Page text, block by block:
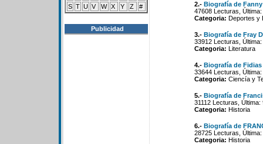
S T U V W X Y Z #
Publicidad
2.- Biografía de Fanny
47608 Lecturas,
Categoria: Deportes y
3.- Biografía de Fray
33912 Lecturas,
Categoria: Literatura
4.- Biografía de Fidias
33644 Lecturas,
Categoria: Ciencía y
5.- Biografía de
31112 Lecturas,
Categoria: Historia
6.- Biografía de
28725 Lecturas,
Categoria: Historia